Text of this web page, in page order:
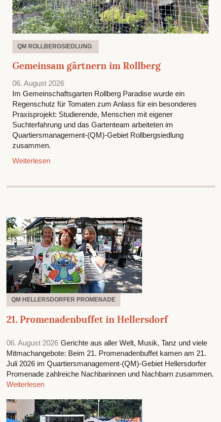
QM ROLLBERGSIEDLUNG
Gemeinsam gärtnern im Rollberg
06. August 2026
Im Gemeinschaftsgarten Rollberg Paradise wurde ein
Regenschutz für Tomaten zum Anlass für ein besonderes
Praxisprojekt: Studierende, Menschen mit eigener
Suchterfahrung und das Gartenteam arbeiteten im
Quartiersmanagement-(QM)-Gebiet Rollbergsiedlung
zusammen.
Weiterlesen
QM HELLERSDORFER PROMENADE
21. Promenadenbuffet in Hellersdorf
06. August 2026 Gerichte aus aller Welt, Musik, Tanz und viele
Mitmachangebote: Beim 21. Promenadenbuffet kamen am 21.
Juli 2026 im Quartiersmanagement-(QM)-Gebiet Hellersdorfer
Promenade zahlreiche Nachbarinnen und Nachbarn zusammen.
Weiterlesen